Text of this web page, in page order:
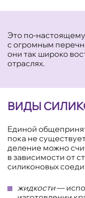
Это по-
с огромным
они так широко
отраслях.
ВИДЫ
Единой
пока не
деление можно
в зависимости от
силиконовых
жидкости—